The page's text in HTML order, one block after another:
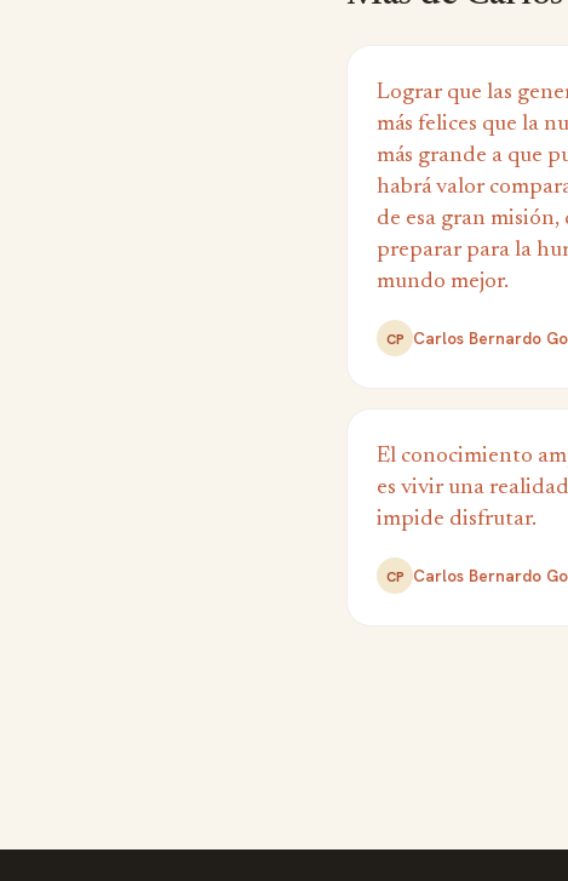
Lograr que las
más felices que la
más grande a que
habrá valor
de esa gran misión,
preparar para la
mundo mejor.
CP Carlos Bernardo
El conocimiento
es vivir una
impide disfrutar.
CP Carlos Bernardo